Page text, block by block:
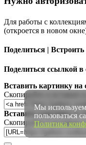
Для работы с
(откроется в новом
Поделиться | Встроить
Поделиться ссылкой в
Вставить картинку на
Скопируйте и вставьте
Вставить картинку в
Скопируйте и вставьте
Мы
пользоваться
Политика